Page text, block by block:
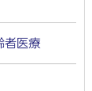
者医療